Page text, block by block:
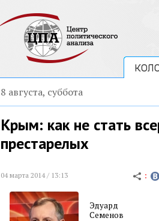
8 августа, суббота
Крым: как не стать
престарелых
04 марта 2014 / 13:13
Эдуард
Семенов